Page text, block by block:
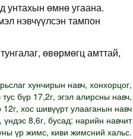
унтахын өмнө угаана.
нэвчүүлсэн тампон
өвөрмөгц амттай,
хунчирын навч, хонхорцог,
бүр 17,2г, эгэл алирсны навч,
хос шивүүрт улааганын навч
8,6г, бусад: нарийн навчит
үр жимс, киви жимсний хальс.